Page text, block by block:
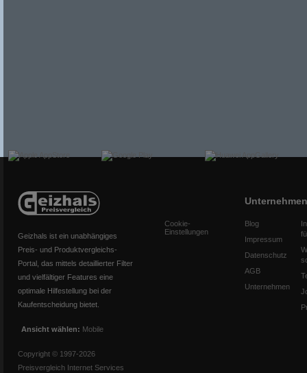
Geizhals ist ein unabhängiges
Preis- und Produktvergleichs-
Portal, das mittels detaillierter Filter
und vielfältiger Features eine
optimale Hilfestellung bei der
Kaufentscheidung bietet.
Ansicht wählen: Mobile
Copyright © 1997-2026
Preisvergleich Internet Services
Cookie-
Einstellungen
Unternehmen
Blog
Impressum
Datenschutz
AGB
Unternehmen